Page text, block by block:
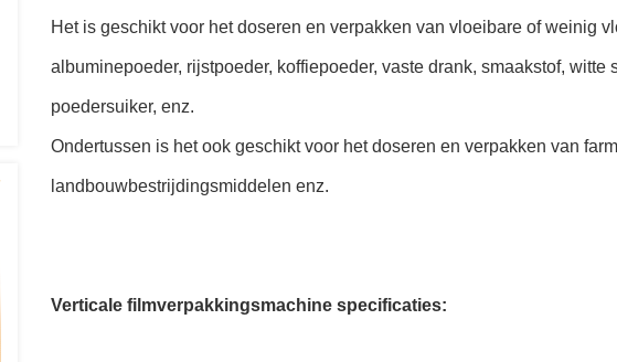
Het is geschikt voor het doseren en verpakken van vloeibare of weinig
albuminepoeder, rijstpoeder, koffiepoeder, vaste drank, smaakstof,
poedersuiker, enz.
Ondertussen is het ook geschikt voor het doseren en verpakken van
landbouwbestrijdingsmiddelen enz.
Verticale filmverpakkingsmachine specificaties: